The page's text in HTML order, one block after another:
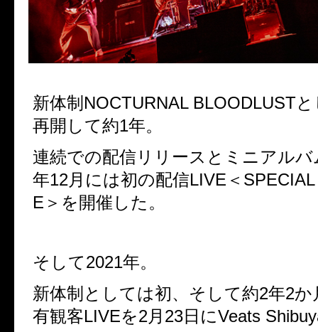
新体制 NOCTURNAL BLOODLUST
再開して約1年。
連続での配信リリースとミニアルバ
年12月には初の配信LIVE＜
E＞ を開催した。
そして2021年。
新体制としては初、そして約2年2か
有観客LIVEを2月 23日にVeats